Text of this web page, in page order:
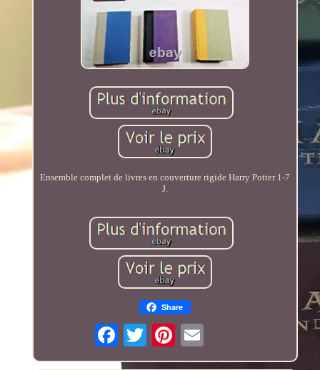
Ensemble complet de livres en couverture rigide Harry Potter 1-7
J.
Share